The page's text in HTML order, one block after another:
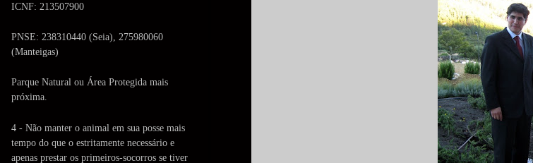
ICNF: 213507900
PNSE: 238310440 (Seia), 275980060
(Manteigas)
Parque Natural ou Área Protegida mais
próxima.
4 - Não manter o animal em sua posse mais
tempo do que o estritamente necessário e
apenas prestar os primeiros-socorros se tiver